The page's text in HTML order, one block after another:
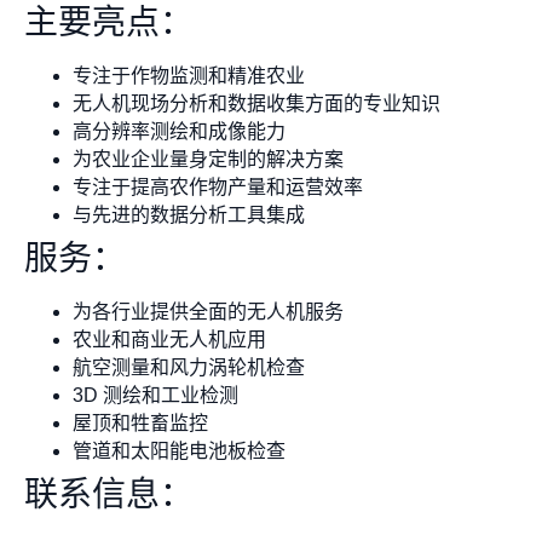
主要亮点：
专注于作物监测和精准农业
无人机现场分析和数据收集方面的专业知识
高分辨率测绘和成像能力
为农业企业量身定制的解决方案
专注于提高农作物产量和运营效率
与先进的数据分析工具集成
服务：
为各行业提供全面的无人机服务
农业和商业无人机应用
航空测量和风力涡轮机检查
3D 测绘和工业检测
屋顶和牲畜监控
管道和太阳能电池板检查
联系信息：